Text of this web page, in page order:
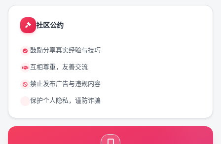
社区公约
鼓励分享真实经验与技巧
互相尊重，友善交流
禁止发布广告与违规内容
保护个人隐私，谨防诈骗